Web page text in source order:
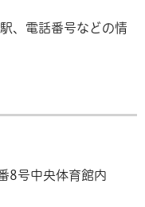
、電話番号などの情
8号中央体育館内